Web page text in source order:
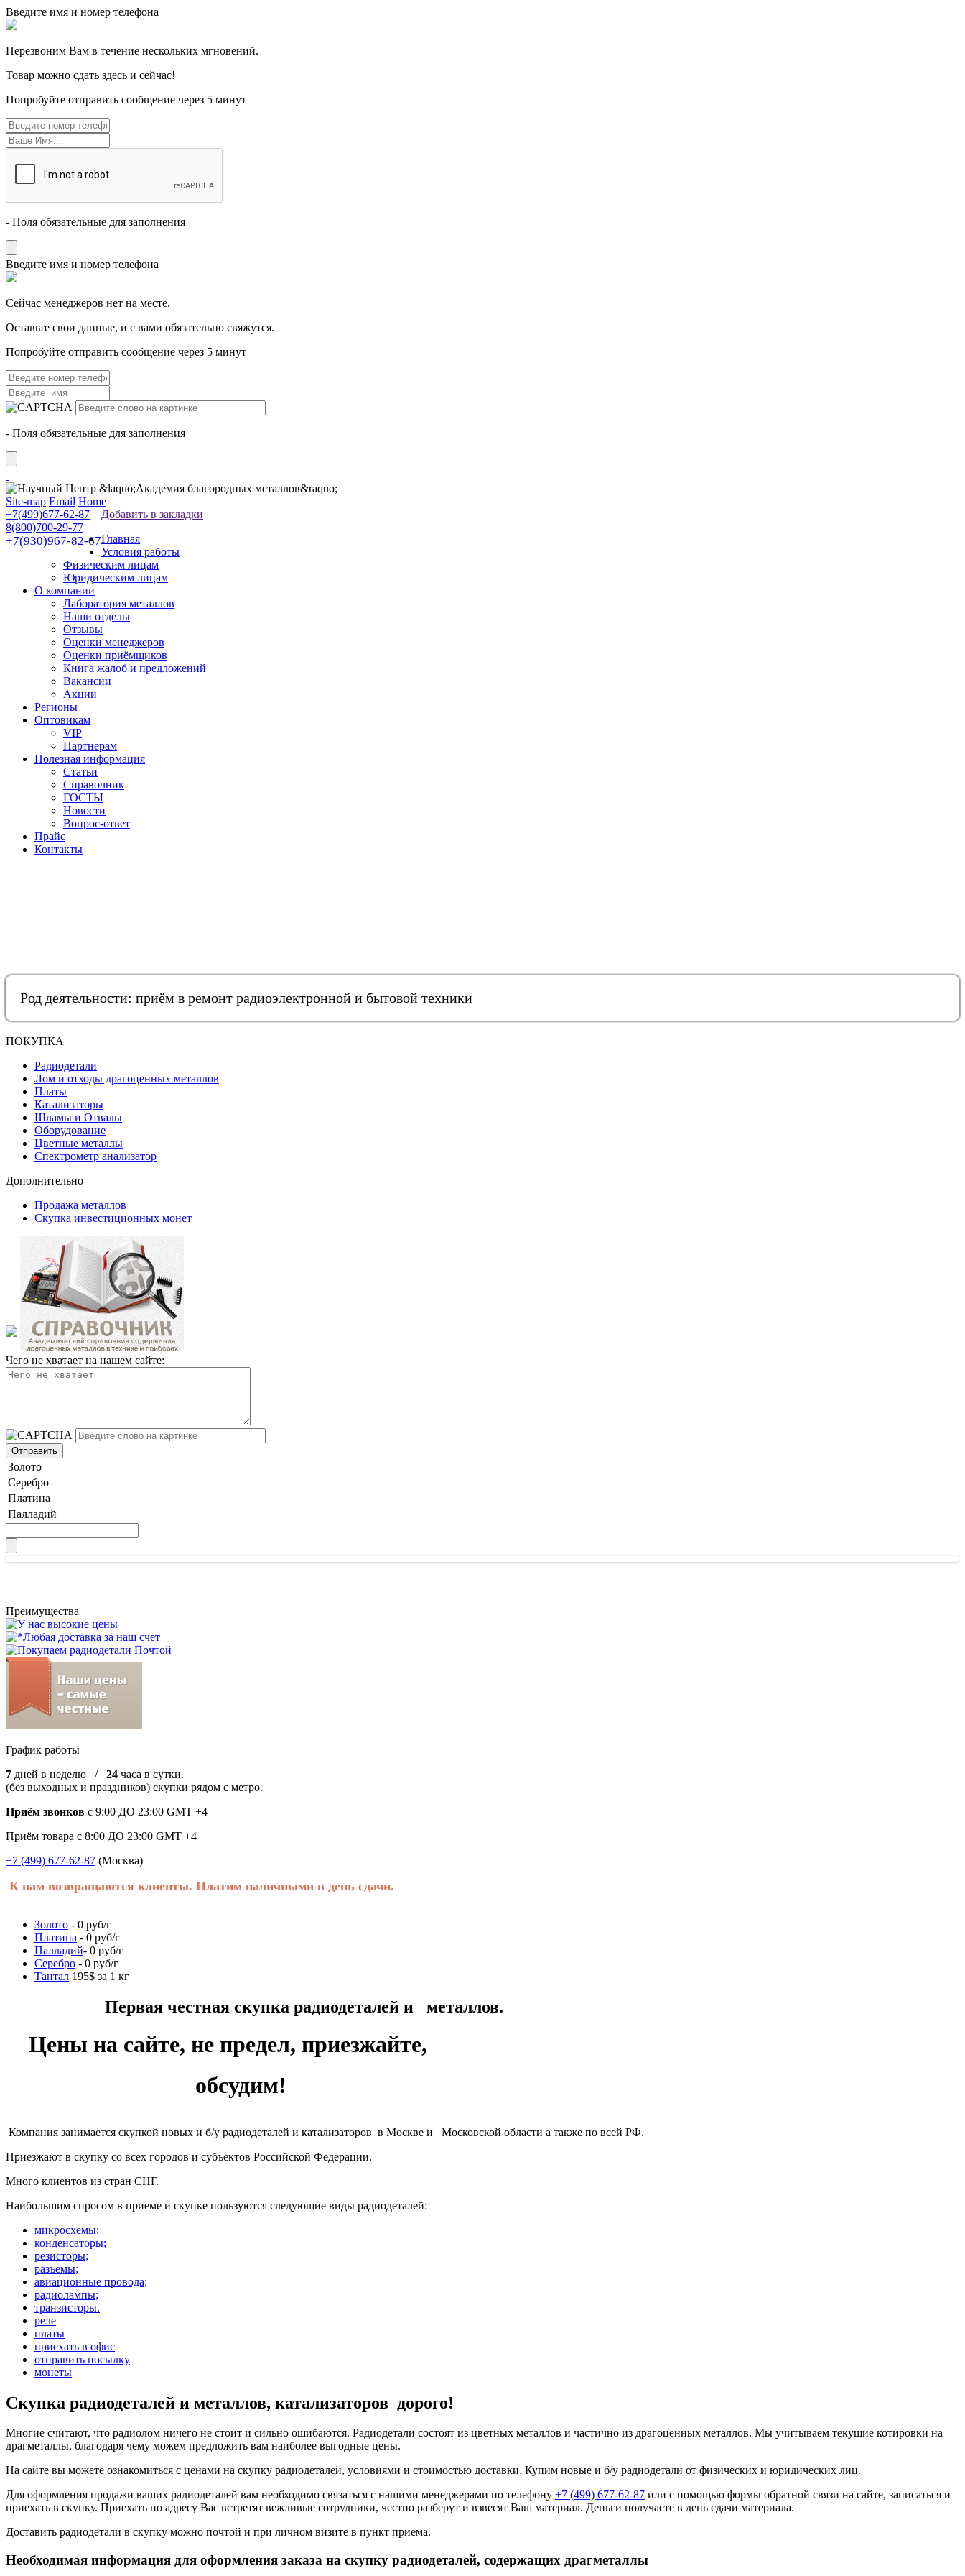
Введите имя и номер телефона
Перезвоним Вам в течение нескольких мгновений.
Товар можно сдать здесь и сейчас!
Попробуйте отправить сообщение через 5 минут
- Поля обязательные для заполнения
Введите имя и номер телефона
Cейчас менеджеров нет на месте.
Оставьте свои данные, и с вами обязательно свяжутся.
Попробуйте отправить сообщение через 5 минут
- Поля обязательные для заполнения
Site-map Email Home
+7(499)677-62-87
8(800)700-29-77
+7(930)967-82-67
Добавить в закладки
Главная
Условия работы
Физическим лицам
Юридическим лицам
О компании
Лаборатория металлов
Наши отделы
Отзывы
Оценки менеджеров
Оценки приёмщиков
Книга жалоб и предложений
Вакансии
Акции
Регионы
Оптовикам
VIP
Партнерам
Полезная информация
Статьи
Справочник
ГОСТЫ
Новости
Вопрос-ответ
Прайс
Контакты
Род деятельности: приём в ремонт радиоэлектронной и бытовой техники
ПОКУПКА
Радиодетали
Лом и отходы драгоценных металлов
Платы
Катализаторы
Шламы и Отвалы
Оборудование
Цветные металлы
Спектрометр анализатор
Дополнительно
Продажа металлов
Скупка инвестиционных монет
Чего не хватает на нашем сайте:
Золото
Серебро
Платина
Палладий
Преимущества
График работы
7 дней в неделю / 24 часа в сутки.
(без выходных и праздников) скупки рядом с метро.
Приём звонков с 9:00 ДО 23:00 GMT +4
Приём товара с 8:00 ДО 23:00 GMT +4
+7 (499) 677-62-87 (Москва)
К нам возвращаются клиенты. Платим наличными в день сдачи.
Золото - 0 руб/г
Платина - 0 руб/г
Палладий- 0 руб/г
Серебро - 0 руб/г
Тантал 195$ за 1 кг
Первая честная скупка радиодеталей и металлов.
Цены на сайте, не предел, приезжайте,
обсудим!
Компания занимается скупкой новых и б/у радиодеталей и катализаторов в Москве и Московской области а также по всей РФ.
Приезжают в скупку со всех городов и субъектов Российской Федерации.
Много клиентов из стран СНГ.
Наибольшим спросом в приеме и скупке пользуются следующие виды радиодеталей:
микросхемы;
конденсаторы;
резисторы;
разъемы;
авиационные провода;
радиолампы;
транзисторы.
реле
платы
приехать в офис
отправить посылку
монеты
Скупка радиодеталей и металлов, катализаторов дорого!
Многие считают, что радиолом ничего не стоит и сильно ошибаются. Радиодетали состоят из цветных металлов и частично из драгоценных металлов. Мы учитываем текущие котировки на
драгметаллы, благодаря чему можем предложить вам наиболее выгодные цены.
На сайте вы можете ознакомиться с ценами на скупку радиодеталей, условиями и стоимостью доставки. Купим новые и б/у радиодетали от физических и юридических лиц.
Для оформления продажи ваших радиодеталей вам необходимо связаться с нашими менеджерами по телефону +7 (499) 677-62-87 или с помощью формы обратной связи на сайте, записаться и
приехать в скупку. Приехать по адресу Вас встретят вежливые сотрудники, честно разберут и взвесят Ваш материал. Деньги получаете в день сдачи материала.
Доставить радиодетали в скупку можно почтой и при личном визите в пункт приема.
Необходимая информация для оформления заказа на скупку радиодеталей, содержащих драгметаллы